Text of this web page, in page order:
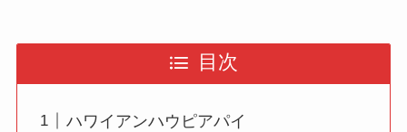
目次
ハワイアンハウピアパイ